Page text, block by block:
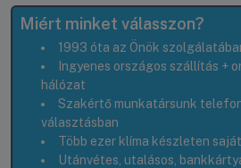
Miért minket válasszon?
1993 óta az Önök
Ingyenes országos szállítás +
hálózat
Szakértő munkatársunk
választásban
Több ezer klíma készleten
Utánvétes, utalásos,